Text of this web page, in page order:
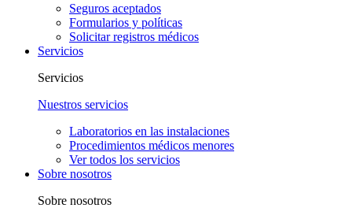
Seguros aceptados
Formularios y políticas
Solicitar registros médicos
Servicios
Servicios
Nuestros servicios
Laboratorios en las instalaciones
Procedimientos médicos menores
Ver todos los servicios
Sobre nosotros
Sobre nosotros